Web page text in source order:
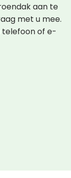
aan te
met u mee.
of e-